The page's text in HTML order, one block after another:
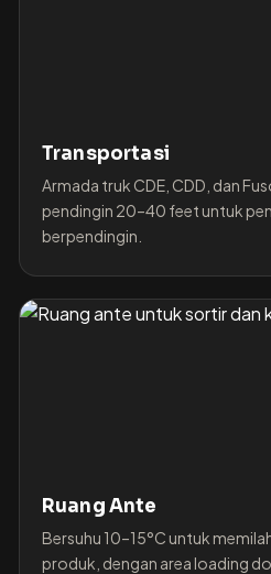
Transportasi
Armada truk CDE, CDD, dan
pendingin 20–40 feet untuk
berpendingin.
Ruang Ante
Bersuhu 10–15°C untuk
produk, dengan area loading